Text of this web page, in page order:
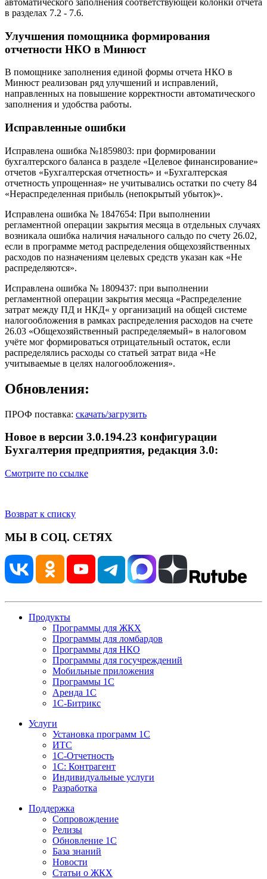
в разделах 7.2 - 7.6.
Улучшения помощника формирования
отчетности НКО в Минюст
В помощнике заполнения единой формы отчета НКО в
Минюст реализован ряд улучшений и исправлений,
направленных на повышение корректности автоматического
заполнения и удобства работы.
Исправленные ошибки
Исправлена ошибка №1859803: при формировании
бухгалтерского баланса в разделе «Целевое финансирование»
отчетов «Бухгалтерская отчетность» и «Бухгалтерская
отчетность упрощенная» не учитывались остатки по счету 84
«Нераспределенная прибыль (непокрытый убыток)».
Исправлена ошибка № 1847654: При выполнении
регламентной операции закрытия месяца в отдельных случаях
возникала ошибка наличия начального сальдо по счету 26.02,
если в программе метод распределения общехозяйственных
расходов по назначениям целевых средств указан как «Не
распределяются».
Исправлена ошибка № 1809437: при выполнении
регламентной операции закрытия месяца «Распределение
затрат между ПД и НКД« у организаций на общей системе
налогообложения в рамках распределения расходов на счете
26.03 «Общехозяйственный распределяемый» в налоговом
учёте мог формироваться отрицательный остаток, если
распределялись расходы со статьей затрат вида «Не
учитываемые в целях налогообложения».
Обновления:
ПРОФ поставка: скачать/загрузить
Новое в версии 3.0.194.23 конфигурации
Бухгалтерия предприятия, редакция 3.0:
Смотрите по ссылке
Возврат к списку
МЫ В СОЦ. СЕТЯХ
Продукты
Программы для ЖКХ
Программы для ломбардов
Программы для НКО
Программы для госучреждений
Мобильные приложения
Программы 1С
Аренда 1С
1С-Битрикс
Услуги
Установка программ 1С
ИТС
1С-Отчетность
1С: Контрагент
Индивидуальные услуги
Разработка
Поддержка
Сопровождение
Релизы
Обновление 1С
База знаний
Новости
Статьи о ЖКХ